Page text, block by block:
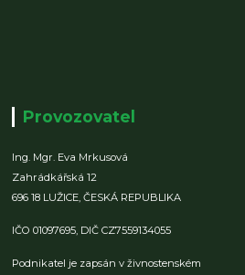
Provozovatel
Ing. Mgr. Eva Mrkusová
Zahrádkářská 12
696 18 LUŽICE,ČESKÁ REPUBLIKA
IČO 01097695, DIČ CZ7559134055
Podnikatel je zapsán v živnostenském